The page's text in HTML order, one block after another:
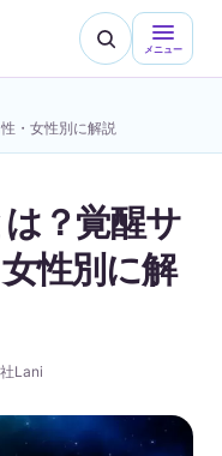
メニュー
・女性別に解説
？覚醒サ
性別に解
Lani